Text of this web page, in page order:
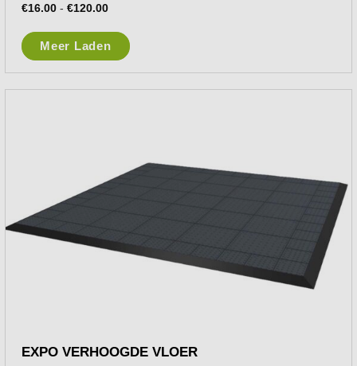
€16.00 - €120.00
Meer Laden
EXPO VERHOOGDE VLOER